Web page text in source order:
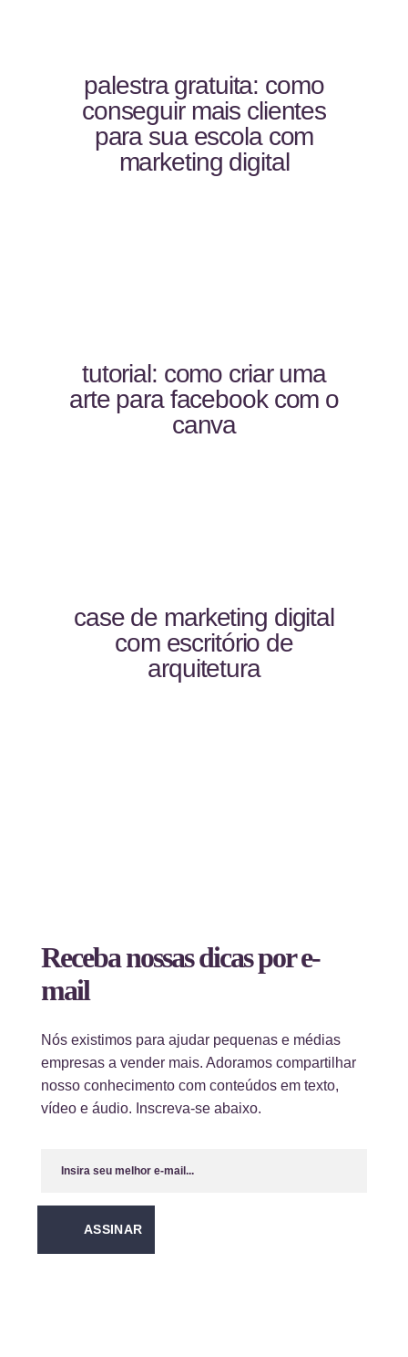
palestra gratuita: como
conseguir mais clientes
para sua escola com
marketing digital
tutorial: como criar uma
arte para facebook com o
canva
case de marketing digital
com escritório de
arquitetura
Receba nossas dicas por e-
mail
Nós existimos para ajudar pequenas e médias
empresas a vender mais. Adoramos compartilhar
nosso conhecimento com conteúdos em texto,
vídeo e áudio. Inscreva-se abaixo.